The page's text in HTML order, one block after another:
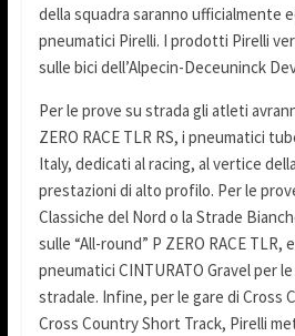
della squadra saranno ufficialmente
pneumatici Pirelli. I prodotti Pirelli
sulle bici dell’Alpecin-Deceuninck
Per le prove su strada gli atleti
ZERO RACE TLR RS, i pneumatici
Italy, dedicati al racing, al vertice
prestazioni di alto profilo. Per le
Classiche del Nord o la Strade
sulle “All-round” P ZERO RACE TLR,
pneumatici CINTURATO Gravel per
stradale. Infine, per le gare di Cross
Cross Country Short Track, Pirelli